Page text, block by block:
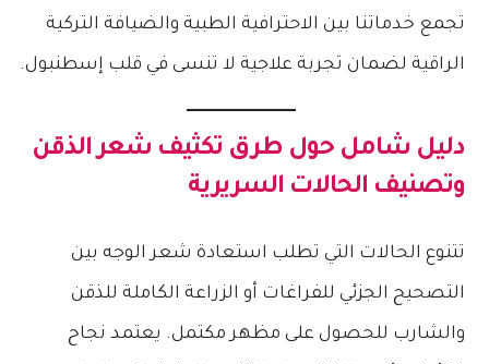
تجمع خدماتنا بين الاحترافية الطبية والضيافة التركية
الراقية لضمان تجربة علاجية لا تنسى في قلب إسطنبول.
دليل شامل حول طرق تكثيف شعر الذقن
وتصنيف الحالات السريرية
تتنوع الحالات التي تطلب استعادة شعر الوجه بين
التصحيح الجزئي للفراغات أو الزراعة الكاملة للذقن
والشارب للحصول على مظهر مكتمل. يعتمد نجاح